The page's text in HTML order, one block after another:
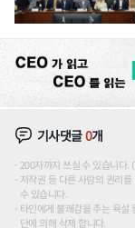
기사댓글0개
200자까지 쓰실 수 있습니다
저작권 등 다른 사람의 권리
수 있습니다.
타인에게 불쾌감을 주는 욕설
단에 의해 삭제 합니다.